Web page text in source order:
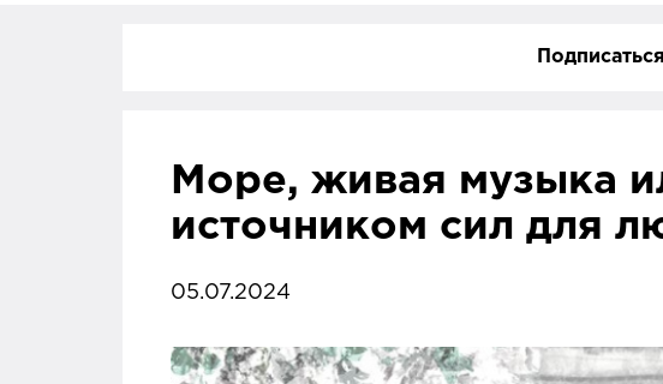
Море, живая музыка
источником сил для
05.07.2024